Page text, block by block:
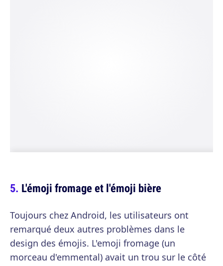
L'émoji fromage et l'émoji bière
Toujours chez Android, les utilisateurs ont
remarqué deux autres problèmes dans le
design des émojis. L'emoji fromage (un
morceau d'emmental) avait un trou sur le côté